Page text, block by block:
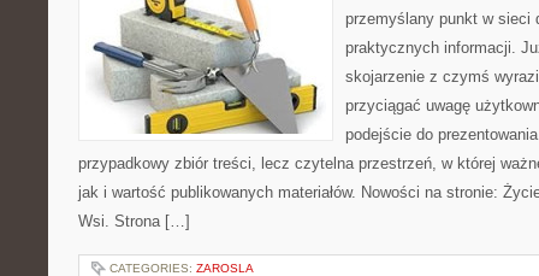
przemyślany punkt w sieci
praktycznych informacji.
skojarzenie z czymś
przyciągać uwagę
podejście do
przypadkowy zbiór treści, lecz czytelna przestrzeń, w której
jak i wartość publikowanych materiałów. Nowości na stronie:
Wsi. Strona […]
CATEGORIES: ZAROSLA